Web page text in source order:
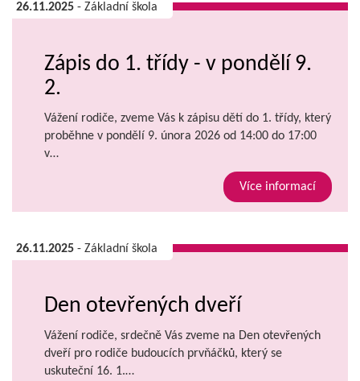
26.11.2025 - Základní škola
Zápis do 1. třídy - v pondělí 9.
2.
Vážení rodiče, zveme Vás k zápisu dětí do 1. třídy, který
proběhne v pondělí 9. února 2026 od 14:00 do 17:00
v…
Více informací
26.11.2025 - Základní škola
Den otevřených dveří
Vážení rodiče, srdečně Vás zveme na Den otevřených
dveří pro rodiče budoucích prvňáčků, který se
uskuteční 16. 1.…